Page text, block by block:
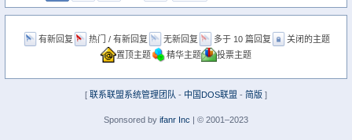
有新回复 热门 / 有新回复 无新回复 多于 10 篇回复
关闭的主题
置顶主题
精华主题 投票主题
[ 联系联盟系统管理团队 - 中国DOS联盟 - 简版 ]
Sponsored by ifanr Inc | © 2001–2023